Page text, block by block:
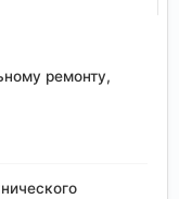
ремонту,